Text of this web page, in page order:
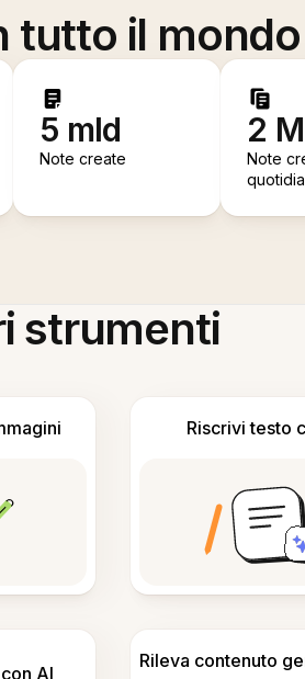
tutto il mondo
5 mld
Note create
2 M
Note
strumenti
Riscrivi testo
AI
Rileva contenuto